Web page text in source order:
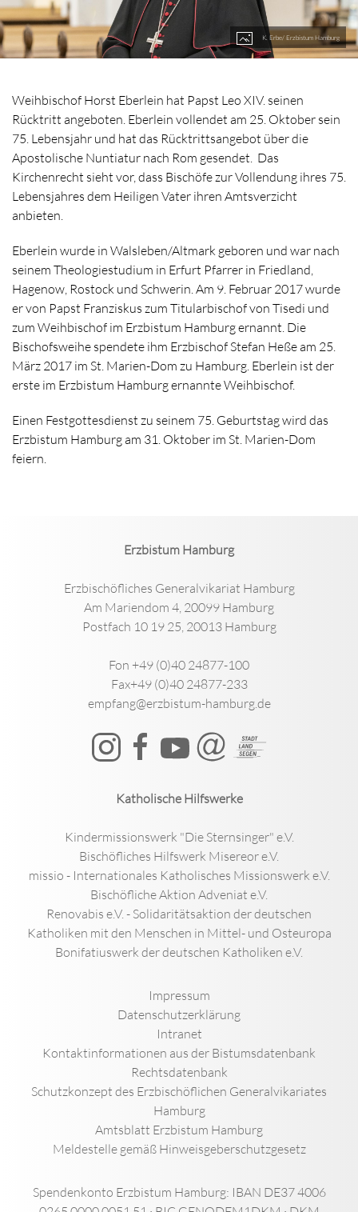
K. Erbe/ Erzbistum Hamburg
Weihbischof Horst Eberlein hat Papst Leo XIV. seinen
Rücktritt angeboten. Eberlein vollendet am 25. Oktober sein
75. Lebensjahr und hat das Rücktrittsangebot über die
Apostolische Nuntiatur nach Rom gesendet. Das
Kirchenrecht sieht vor, dass Bischöfe zur Vollendung ihres 75.
Lebensjahres dem Heiligen Vater ihren Amtsverzicht
anbieten.
Eberlein wurde in Walsleben/Altmark geboren und war nach
seinem Theologiestudium in Erfurt Pfarrer in Friedland,
Hagenow, Rostock und Schwerin. Am 9. Februar 2017 wurde
er von Papst Franziskus zum Titularbischof von Tisedi und
zum Weihbischof im Erzbistum Hamburg ernannt. Die
Bischofsweihe spendete ihm Erzbischof Stefan Heße am 25.
März 2017 im St. Marien-Dom zu Hamburg. Eberlein ist der
erste im Erzbistum Hamburg ernannte Weihbischof.
Einen Festgottesdienst zu seinem 75. Geburtstag wird das
Erzbistum Hamburg am 31. Oktober im St. Marien-Dom
feiern.
Erzbistum Hamburg
Erzbischöfliches Generalvikariat Hamburg
Am Mariendom 4, 20099 Hamburg
Postfach 10 19 25, 20013 Hamburg
Fon +49 (0)40 24877-100
Fax+49 (0)40 24877-233
empfang@erzbistum-hamburg.de
Katholische Hilfswerke
Kindermissionswerk "Die Sternsinger" e.V.
Bischöfliches Hilfswerk Misereor e.V.
missio - Internationales Katholisches Missionswerk e.V.
Bischöfliche Aktion Adveniat e.V.
Renovabis e.V. - Solidaritätsaktion der deutschen
Katholiken mit den Menschen in Mittel- und Osteuropa
Bonifatiuswerk der deutschen Katholiken e.V.
Impressum
Datenschutzerklärung
Intranet
Kontaktinformationen aus der Bistumsdatenbank
Rechtsdatenbank
Schutzkonzept des Erzbischöflichen Generalvikariates
Hamburg
Amtsblatt Erzbistum Hamburg
Meldestelle gemäß Hinweisgeberschutzgesetz
Spendenkonto Erzbistum Hamburg: IBAN DE37 4006